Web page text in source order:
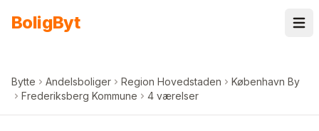
BoligByt
Bytte Andelsboliger Region Hovedstaden
København By
Frederiksberg Kommune
4 værelser